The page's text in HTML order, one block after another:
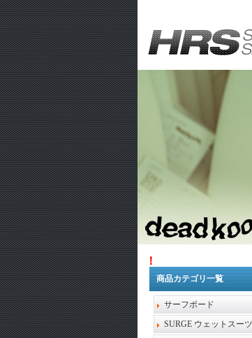
1
商品カテゴリ一覧
サーフボード
SURGE ウェットスーツ